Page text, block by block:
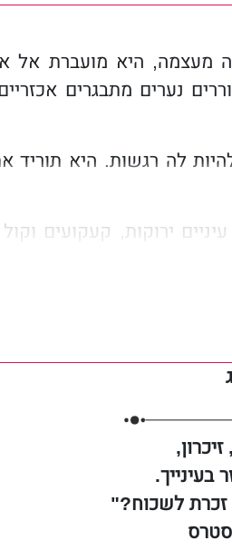
מעצמה, היא מועברת אל
נערים מתבגרים
לה רגשות. היא
ירוקות, קעקועים
אותו.
גרפיים ועניינים
הלב שלכם בדרך שלאבעינייך.
לשכוח?"